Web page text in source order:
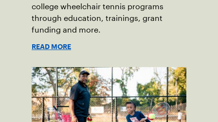
college wheelchair tennis programs
through education, trainings, grant
funding and more.
READ MORE